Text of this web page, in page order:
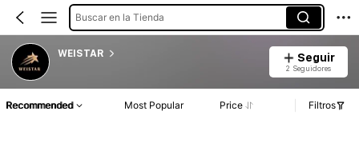
Buscar en la Tienda
WEISTAR Seguir
2 Seguidores
Recommended Most Popular Price Filtros